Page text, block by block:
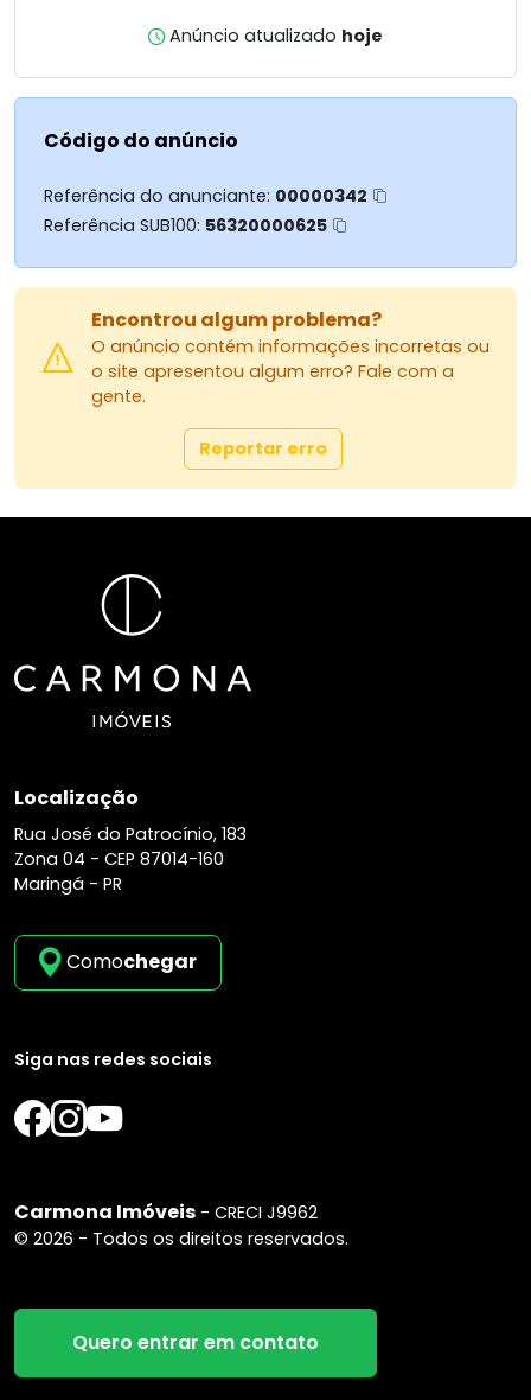
Anúncio atualizado hoje
Código do anúncio
Referência do anunciante: 00000342
Referência SUB100: 56320000625
Encontrou algum problema?
O anúncio contém informações incorretas ou
o site apresentou algum erro? Fale com a
gente.
Reportar erro
Localização
Rua José do Patrocínio, 183
Zona 04 - CEP 87014-160
Maringá - PR
Comochegar
Siga nas redes sociais
Carmona Imóveis - CRECI J9962
© 2026 - Todos os direitos reservados.
Quero entrar em contato